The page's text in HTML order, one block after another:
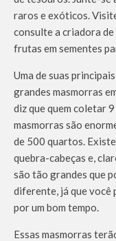
raros e exóticos.
consulte a criadora
frutas em sementes
Uma de suas
grandes masmorras
diz que quem coletar
masmorras são
de 500 quartos.
quebra-cabeças e,
são tão grandes que
diferente, já que você
por um bom tempo.
Essas masmorras